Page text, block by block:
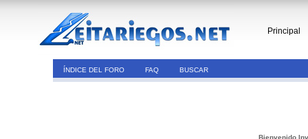
Principal
ÍNDICE DEL FORO FAQ BUSCAR
Bienvenido